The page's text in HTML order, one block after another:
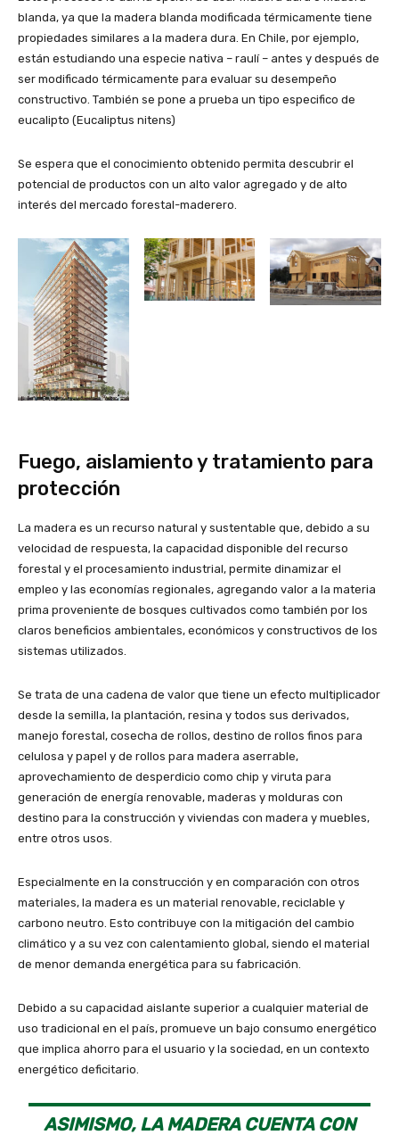
blanda, ya que la madera blanda modificada térmicamente tiene
propiedades similares a la madera dura. En Chile, por ejemplo,
están estudiando una especie nativa – raulí – antes y después de
ser modificado térmicamente para evaluar su desempeño
constructivo. También se pone a prueba un tipo especifico de
eucalipto (Eucaliptus nitens)
Se espera que el conocimiento obtenido permita descubrir el
potencial de productos con un alto valor agregado y de alto
interés del mercado forestal-maderero.
Fuego, aislamiento y tratamiento para
protección
La madera es un recurso natural y sustentable que, debido a su
velocidad de respuesta, la capacidad disponible del recurso
forestal y el procesamiento industrial, permite dinamizar el
empleo y las economías regionales, agregando valor a la materia
prima proveniente de bosques cultivados como también por los
claros beneficios ambientales, económicos y constructivos de los
sistemas utilizados.
Se trata de una cadena de valor que tiene un efecto multiplicador
desde la semilla, la plantación, resina y todos sus derivados,
manejo forestal, cosecha de rollos, destino de rollos finos para
celulosa y papel y de rollos para madera aserrable,
aprovechamiento de desperdicio como chip y viruta para
generación de energía renovable, maderas y molduras con
destino para la construcción y viviendas con madera y muebles,
entre otros usos.
Especialmente en la construcción y en comparación con otros
materiales, la madera es un material renovable, reciclable y
carbono neutro. Esto contribuye con la mitigación del cambio
climático y a su vez con calentamiento global, siendo el material
de menor demanda energética para su fabricación.
Debido a su capacidad aislante superior a cualquier material de
uso tradicional en el país, promueve un bajo consumo energético
que implica ahorro para el usuario y la sociedad, en un contexto
energético deficitario.
ASIMISMO, LA MADERA CUENTA CON